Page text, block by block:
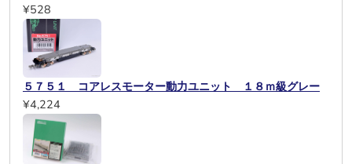
¥528
５７５１ コアレスモーター動力ユニット １８ｍ級グレー
¥4,224